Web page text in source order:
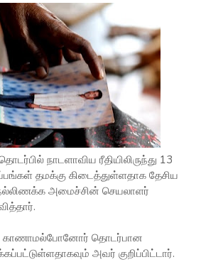
நாடளாவிய ரீதியிலிருந்து 13
தமக்கு கிடைத்துள்ளதாக தேசிய
நல்லிணக்க அமைச்சின் செயலாளர்
காணாமல்போனோர் தொடர்பான
அவர் குறிப்பிட்டார்.